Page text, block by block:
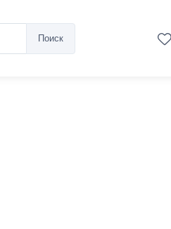
Поиск